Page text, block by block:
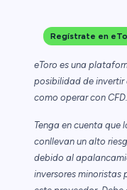
Regístrate en
eToro es una
posibilidad de invertir
como operar con CFD.
Tenga en cuenta que
conllevan un alto
debido al
inversores minoristas